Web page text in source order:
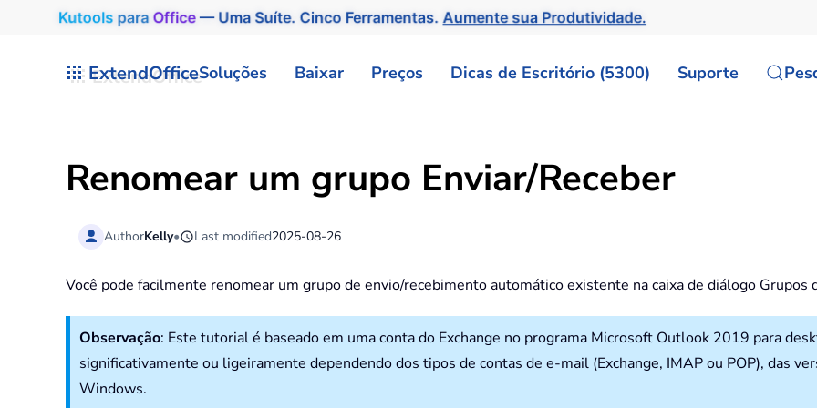
Kutools para Office— Uma Suíte. Cinco Ferramentas.Aumente sua Produtividade.
ExtendOfficeSoluções Baixar Preços Dicas de Escritório (5300) Suporte
Renomear um grupo Enviar/Receber
AuthorKelly• Last modified2025-08-26
Você pode facilmente renomear um grupo de envio/recebimento automático existente na caixa de diálogo Grupos
Observação: Este tutorial é baseado em uma conta do Exchange no programa Microsoft Outlook 2019 para
significativamente ou ligeiramente dependendo dos tipos de contas de e-mail (Exchange, IMAP ou POP), das
Windows.